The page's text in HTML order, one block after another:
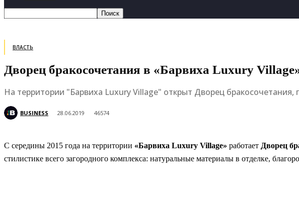
ВЛАСТЬ
Дворец бракосочетания в «Барвиха Luxury
На территории "Барвиха Luxury Village" открыт Дворец бракосочетания,
BUSINESS 28.06.2019 46574
С середины 2015 года на территории «Барвиха Luxury Village» работает Дворец
стилистике всего загородного комплекса: натуральные материалы в отделке,